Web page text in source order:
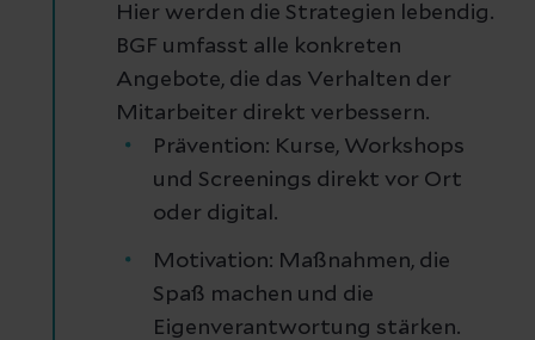
Hier werden die Strategien lebendig.
BGF umfasst alle konkreten
Angebote, die das Verhalten der
Mitarbeiter direkt verbessern.
Prävention: Kurse, Workshops
und Screenings direkt vor Ort
oder digital.
Motivation: Maßnahmen, die
Spaß machen und die
Eigenverantwortung stärken.